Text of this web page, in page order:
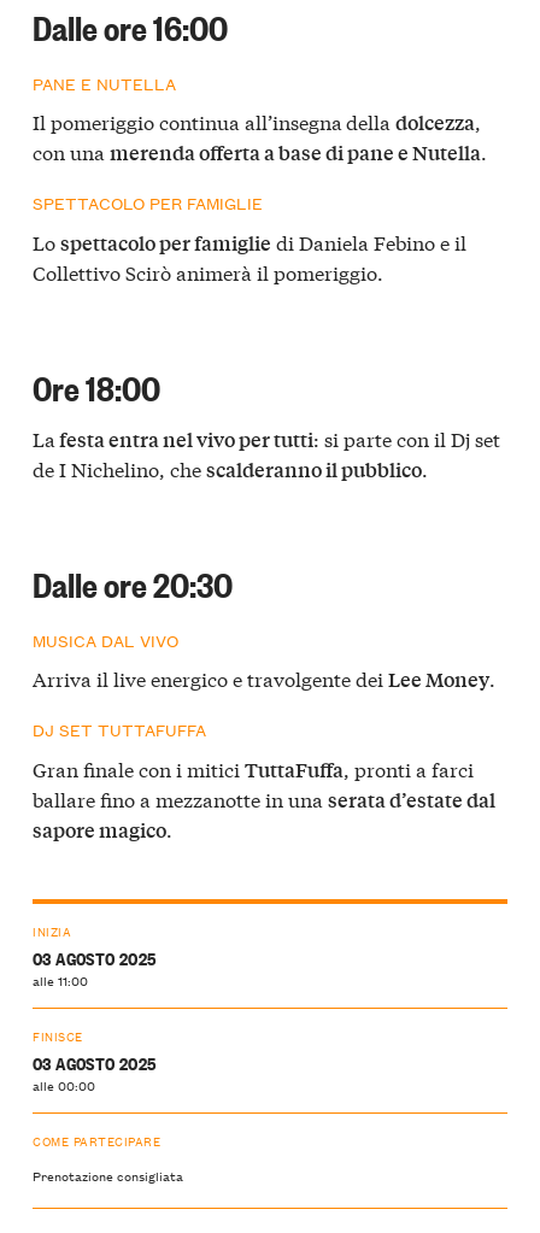
Dalle ore 16:00
PANE E NUTELLA
Il pomeriggio continua all’insegna della dolcezza,
con una merenda offerta a base di pane e Nutella.
SPETTACOLO PER FAMIGLIE
Lospettacolo per famiglie di Daniela Febino e il
Collettivo Scirò animerà il pomeriggio.
Ore 18:00
La festa entra nel vivo per tutti: si parte con il Dj set
de I Nichelino, chescalderanno il pubblico
Dalle ore 20:30
MUSICA DAL VIVO
Arriva il live energico e travolgente dei Lee Money.
DJ SET TUTTAFUFFA
Gran finale con i mitici TuttaFuffa, pronti a farci
ballare fino a mezzanotte in una serata d’estate dal
sapore magico.
INIZIA
03 AGOSTO 2025
alle 11:00
FINISCE
03 AGOSTO 2025
alle 00:00
COME PARTECIPARE
Prenotazione consigliata